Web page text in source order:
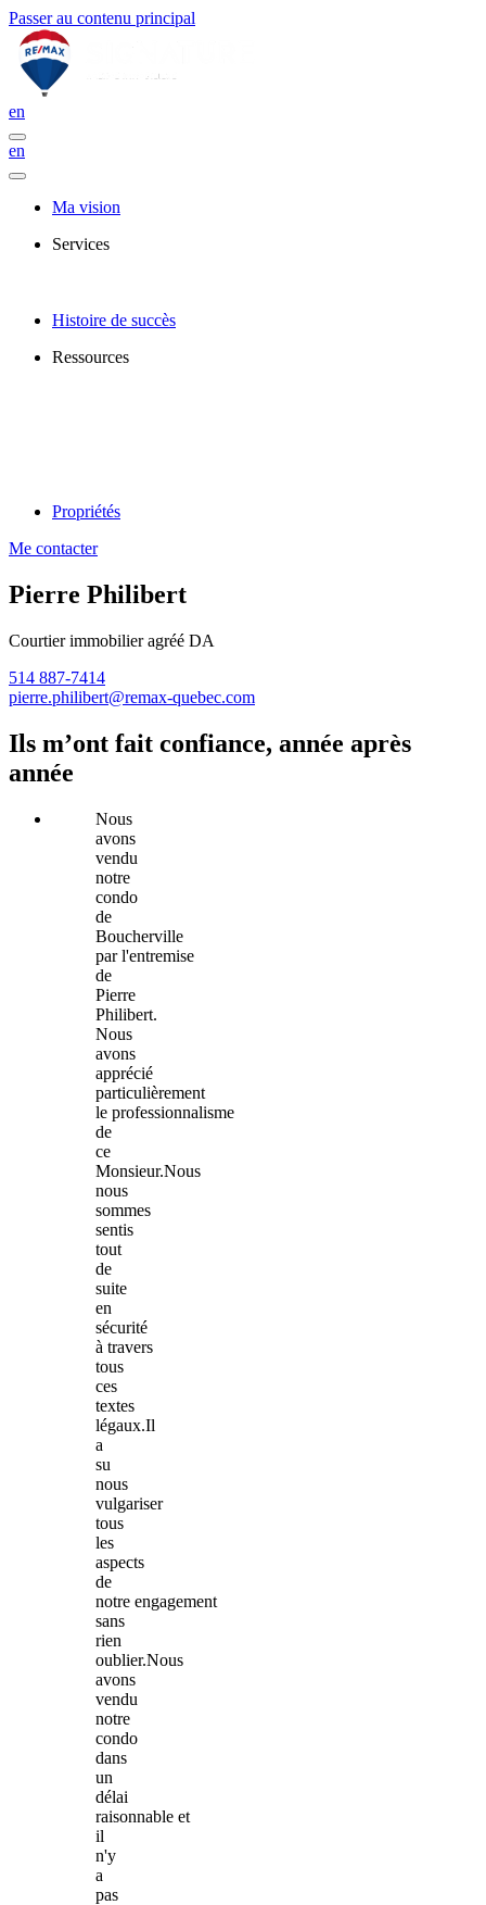
Passer au contenu principal
en
en
Ma vision
Services
Histoire de succès
Ressources
Propriétés
Me contacter
Pierre Philibert
Courtier immobilier agréé DA
514 887-7414
pierre.philibert@remax-quebec.com
Ils m’ont fait confiance, année après
année
Nous
avons
vendu
notre
condo
de
Boucherville
par l'entremise
de
Pierre
Philibert.
Nous
avons
apprécié
particulièrement
le professionnalisme
de
ce
Monsieur.Nous
nous
sommes
sentis
tout
de
suite
en
sécurité
à travers
tous
ces
textes
légaux.Il
a
su
nous
vulgariser
tous
les
aspects
de
notre engagement
sans
rien
oublier.Nous
avons
vendu
notre
condo
dans
un
délai
raisonnable et
il
n'y
a
pas